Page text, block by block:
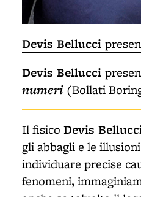
Devis Bellucci
Devis Bellucci
numeri(Bollati
Il fisico Devis
gli abbagli e le
individuare precise
fenomeni,